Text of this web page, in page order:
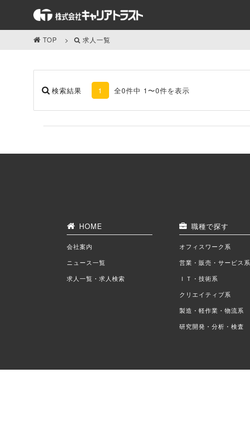
TOP 求人一覧
検索結果 1 全0件中 1〜0件を表示
HOME
会社案内
ニュース一覧
求人一覧・求人検索
職種で探す
オフィスワーク系
営業・販売・サービス系
ＩＴ・技術系
クリエイティブ系
製造・軽作業・物流系
研究開発・分析・検査